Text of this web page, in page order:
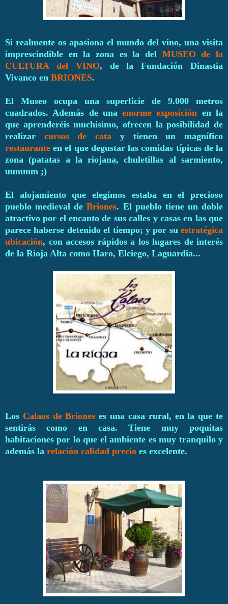
Si realmente os apasiona el mundo del vino, una visita
imprescindible en la zona es la del MUSEO de la
CULTURA del VINO, de la Fundación Dinastia
Vivanco en BRIONES.
El Museo ocupa una superficie de 9.000 metros
cuadrados. Además de unaenorme exposición en la
que aprenderéis muchísimo, ofrecen la posibilidad de
realizar cursos de cata y tienen un magnífico
restaurante en el que degustar las comidas típicas de la
zona (patatas a la riojana, chuletillas al sarmiento,
uummm ;)
El alojamiento que elegimos estaba en el precioso
pueblo medieval deBriones. El pueblo tiene un doble
atractivo por el encanto de sus calles y casas en las que
parece haberse detenido el tiempo; y por su estratégica
ubicación, con accesos rápidos a los lugares de interés
de la Rioja Alta como Haro, Elciego, Laguardia...
Los Calaos de Briones es una casa rural, en la que te
sentirás como en casa. Tiene muy poquitas
habitaciones por lo que el ambiente es muy tranquilo y
además la relación calidad precio es excelente.